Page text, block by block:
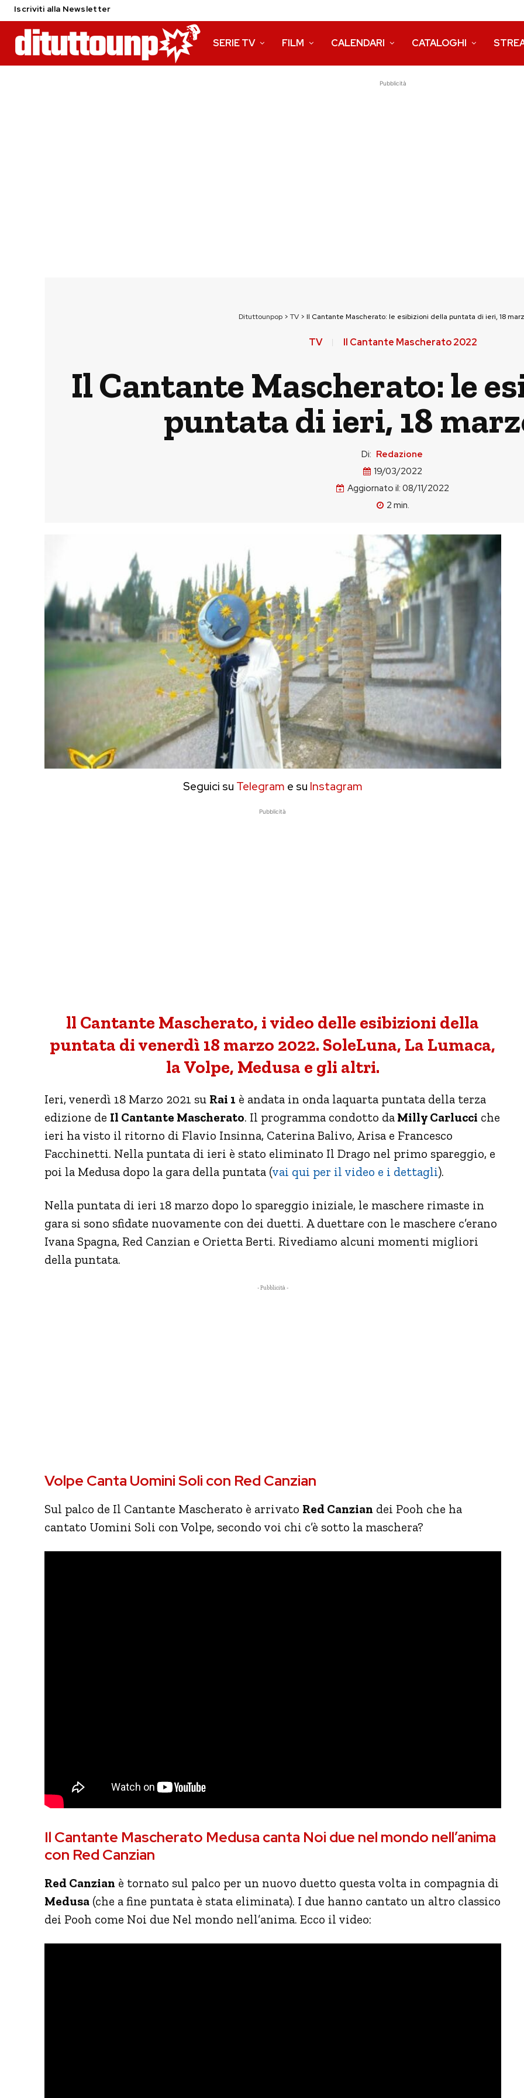
Iscriviti alla Newsletter
SERIE TV FILM CALENDARI CATALOGHI
Pubblicità
Dituttounpop> TV> Il Cantante Mascherato: le esibizioni della puntata di ieri, 18
TV Il Cantante Mascherato 2022
Il Cantante Mascherato: le
puntata di ieri, 18
Di: Redazione
19/03/2022
Aggiornato il: 08/11/2022
2 min.
Seguici su Telegram e su Instagram
Pubblicità
ll Cantante Mascherato, i video delle esibizioni della
puntata di venerdì 18 marzo 2022. SoleLuna, La Lumaca,
la Volpe, Medusa e gli altri.
Ieri, venerdì 18 Marzo 2021 su Rai 1 è andata in onda laquarta puntata della terza
edizione de Il Cantante Mascherato. Il programma condotto da Milly Carlucci che
ieri ha visto il ritorno di Flavio Insinna, Caterina Balivo, Arisa e Francesco
Facchinetti. Nella puntata di ieri è stato eliminato Il Drago nel primo spareggio, e
poi la Medusa dopo la gara della puntata (vai qui per il video e i dettagli).
Nella puntata di ieri 18 marzo dopo lo spareggio iniziale, le maschere rimaste in
gara si sono sfidate nuovamente con dei duetti. A duettare con le maschere c’erano
Ivana Spagna, Red Canzian e Orietta Berti. Rivediamo alcuni momenti migliori
della puntata.
- Pubblicità -
Volpe Canta Uomini Soli con Red Canzian
Sul palco de Il Cantante Mascherato è arrivato Red Canzian dei Pooh che ha
cantato Uomini Soli con Volpe, secondo voi chi c’è sotto la maschera?
Il Cantante Mascherato Medusa canta Noi due nel mondo nell’anima
con Red Canzian
Red Canzian è tornato sul palco per un nuovo duetto questa volta in compagnia di
Medusa (che a fine puntata è stata eliminata). I due hanno cantato un altro classico
dei Pooh come Noi due Nel mondo nell’anima. Ecco il video: